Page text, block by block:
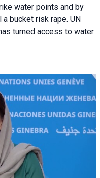
water points and by
bucket risk rape. UN
turned access to water